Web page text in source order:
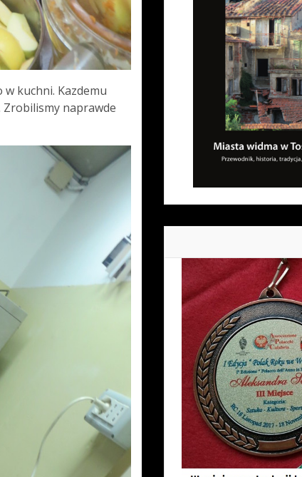
kuchni. Kazdemu
naprawde